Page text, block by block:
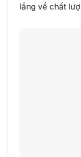
lắng về chất